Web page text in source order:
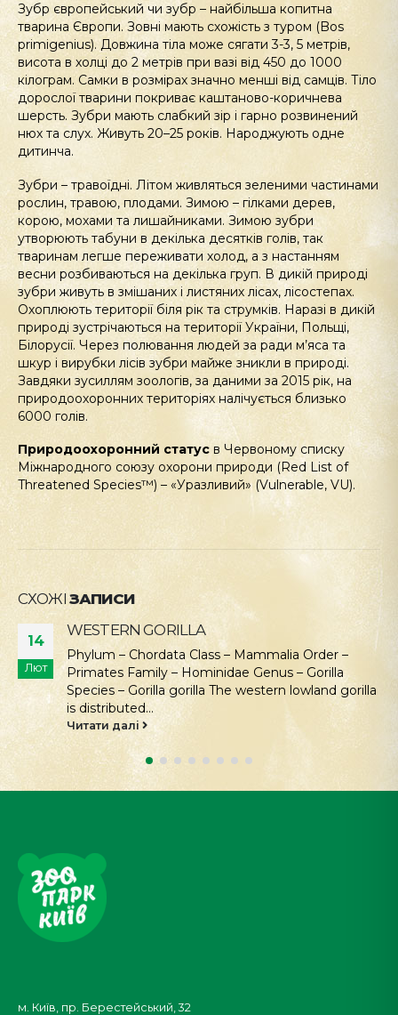
Зубр європейський чи зубр – найбільша копитна
тварина Європи. Зовні мають схожість з туром (Bos
primigenius). Довжина тіла може сягати 3-3, 5 метрів,
висота в холці до 2 метрів при вазі від 450 до 1000
кілограм. Самки в розмірах значно менші від самців. Тіло
дорослої тварини покриває каштаново-коричнева
шерсть. Зубри мають слабкий зір і гарно розвинений
нюх та слух. Живуть 20–25 років. Народжують одне
дитинча.
Зубри – травоїдні. Літом живляться зеленими частинами
рослин, травою, плодами. Зимою – гілками дерев,
корою, мохами та лишайниками. Зимою зубри
утворюють табуни в декілька десятків голів, так
тваринам легше переживати холод, а з настанням
весни розбиваються на декілька груп. В дикій природі
зубри живуть в змішаних і листяних лісах, лісостепах.
Охоплюють території біля рік та струмків. Наразі в дикій
природі зустрічаються на території України, Польщі,
Білорусії. Через полювання людей за ради м’яса та
шкур і вирубки лісів зубри майже зникли в природі.
Завдяки зусиллям зоологів, за даними за 2015 рік, на
природоохоронних територіях налічується близько
6000 голів.
Природоохоронний статус в Червоному списку
Міжнародного союзу охорони природи (Red List of
Threatened Species™) – «Уразливий» (Vulnerable, VU).
СХОЖІЗАПИСИ
14
Лют
WESTERN GORILLA
Phylum – Chordata Class – Mammalia Order –
Primates Family – Hominidae Genus – Gorilla
Species – Gorilla gorilla The western lowland gorilla
is distributed...
Читати далі
м. Київ, пр. Берестейський, 32